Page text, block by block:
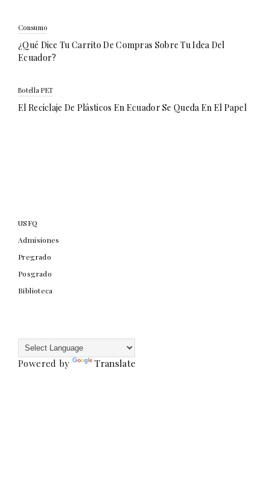
Consumo
¿Qué Dice Tu Carrito De Compras Sobre Tu Idea Del
Ecuador?
Botella PET
El Reciclaje De Plásticos En Ecuador Se Queda En El Papel
USFQ
Admisiones
Pregrado
Posgrado
Biblioteca
Powered by Translate